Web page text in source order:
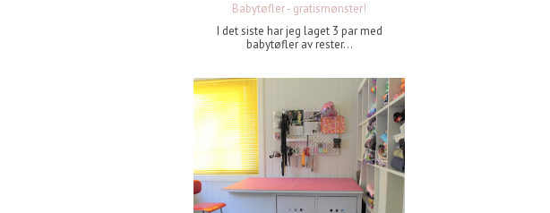
Babytøfler - gratismønster!
I det siste har jeg laget 3 par med
babytøfler av rester...